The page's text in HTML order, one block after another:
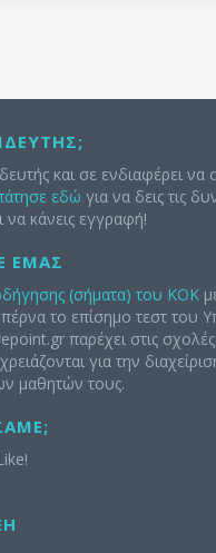
και σε ενδιαφέρει να
εδώ για να δεις τις
να κάνεις εγγραφή!
ΕΜΆΣ
(σήματα) του ΚΟΚ
το επίσημο τεστ του
παρέχει στις
για την
μαθητών τους.